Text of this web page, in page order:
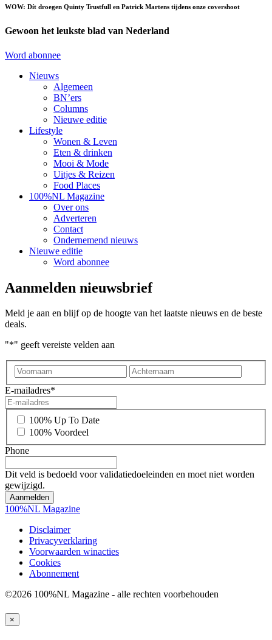
WOW: Dít droegen Quinty Trustfull en Patrick Martens tijdens onze covershoot
Gewoon het leukste blad van Nederland
Word abonnee
Nieuws
Algemeen
BN’ers
Columns
Nieuwe editie
Lifestyle
Wonen & Leven
Eten & drinken
Mooi & Mode
Uitjes & Reizen
Food Places
100%NL Magazine
Over ons
Adverteren
Contact
Ondernemend nieuws
Nieuwe editie
Word abonnee
Aanmelden nieuwsbrief
Meld je aan en blijf op de hoogte van het laatste nieuws en de beste
deals.
"*" geeft vereiste velden aan
Voornaam
E-mailadres*
*
100% Up To Date
100% Voordeel
Phone
Dit veld is bedoeld voor validatiedoeleinden en moet niet worden
gewijzigd.
100%NL Magazine
Disclaimer
Privacyverklaring
Voorwaarden winacties
Cookies
Abonnement
©2026 100%NL Magazine - alle rechten voorbehouden
×